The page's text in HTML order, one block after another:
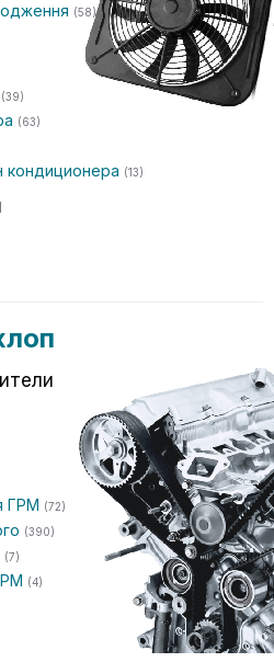
(58)
(39)
(63)
кондиционера (13)
ГРМ (72)
(390)
(7)
(4)